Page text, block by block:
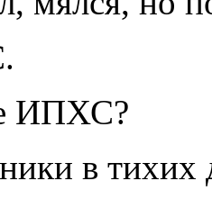
ИПХС?
в тихих